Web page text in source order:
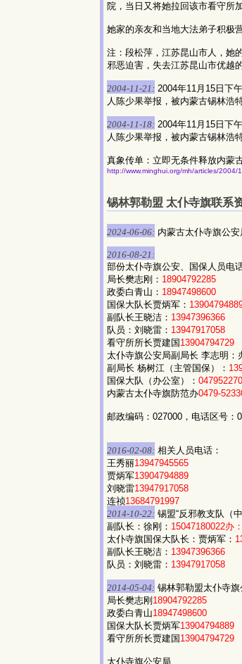
院，当日又将她拉回该市看守所
她家的亲友和当地大法弟子积极
注：段松萍，江苏昆山市人，她
邪恶迫害，失去江苏昆山市优越
2004-11-21: 2004年11月15日下
人陈少果举报，被内蒙古锡林浩
2004-11-18: 2004年11月15日下
人陈少果举报，被内蒙古锡林浩
真象传单：立即无条件释放内蒙
http://www.minghui.org/mh/articles/2004/
锡林郭勒盟 太仆寺旗联系
2024-06-06: 内蒙古太仆寺旗公安
2016-08-21:
部份太仆寺旗公安、国保人员电
局长樊志刚： 18904792285
政委白青山： 18947498600
国保大队长贾炳军：
副队长王晓洁： 13947396366
队员：刘晓雷： 13947917058
看守所所长贾建国 13904794729
太仆寺旗公安局副局长 李志明：
副局长 杨树江（主管国保）：
国保大队（办公室）：
内蒙古太仆寺旗防范办0479-
邮政编码：027000，电话区号：
2016-02-08: 相关人员电话：
王秀丽13947945565
贾炳军13904794889
刘晓雷13947917058
连祯13684791997
2014-10-22: 锡盟“反邪教支队（
副队长：徐刚： 15047180022办
太仆寺旗国保大队长：贾炳军：
副队长王晓洁： 13947396366
队员：刘晓雷： 13947917058
2014-05-04: 锡林郭勒盟太仆寺旗
局长樊志刚 18904792285
政委白青山18947498600
国保大队长贾炳军13904794889
看守所所长贾建国 13904794729
太仆寺旗公安局